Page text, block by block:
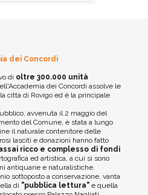
dei Concordi
di oltre 300.000 unità
dei Concordi assolve le
città di Rovigo ed è la principale
avvenuta il 2 maggio del
del Comune, è stata a lungo
il naturale contenitore delle
lasciti e donazioni hanno fatto
ricco e complesso di fondi
ed artistica, a cui si sono
antiquarie e naturalistiche.
sottoposto a conservazione, vanta
di "pubblica lettura" e quella